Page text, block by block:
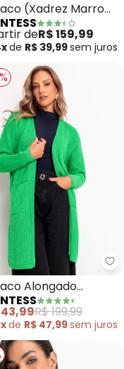
(Xadrez Marrom)
Liganete Print
deR$ 159,99
de R$ 39,99sem juros
Casaco (Azul
Alongado
com Bolsos
R$ 199,99
de R$ 47,99sem juros